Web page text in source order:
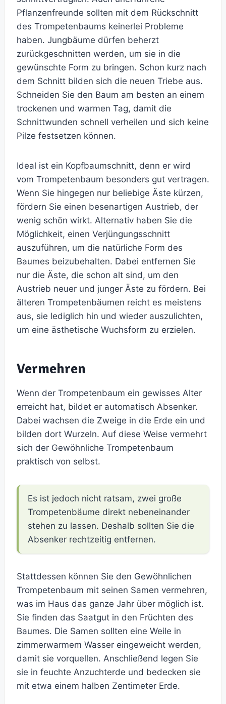
Pflanzenfreunde sollten mit dem Rückschnitt
des Trompetenbaums keinerlei Probleme
haben. Jungbäume dürfen beherzt
zurückgeschnitten werden, um sie in die
gewünschte Form zu bringen. Schon kurz nach
dem Schnitt bilden sich die neuen Triebe aus.
Schneiden Sie den Baum am besten an einem
trockenen und warmen Tag, damit die
Schnittwunden schnell verheilen und sich keine
Pilze festsetzen können.
Ideal ist ein Kopfbaumschnitt, denn er wird
vom Trompetenbaum besonders gut vertragen.
Wenn Sie hingegen nur beliebige Äste kürzen,
fördern Sie einen besenartigen Austrieb, der
wenig schön wirkt. Alternativ haben Sie die
Möglichkeit, einen Verjüngungsschnitt
auszuführen, um die natürliche Form des
Baumes beizubehalten. Dabei entfernen Sie
nur die Äste, die schon alt sind, um den
Austrieb neuer und junger Äste zu fördern. Bei
älteren Trompetenbäumen reicht es meistens
aus, sie lediglich hin und wieder auszulichten,
um eine ästhetische Wuchsform zu erzielen.
Vermehren
Wenn der Trompetenbaum ein gewisses Alter
erreicht hat, bildet er automatisch Absenker.
Dabei wachsen die Zweige in die Erde ein und
bilden dort Wurzeln. Auf diese Weise vermehrt
sich der Gewöhnliche Trompetenbaum
praktisch von selbst.
Es ist jedoch nicht ratsam, zwei große
Trompetenbäume direkt nebeneinander
stehen zu lassen. Deshalb sollten Sie die
Absenker rechtzeitig entfernen.
Stattdessen können Sie den Gewöhnlichen
Trompetenbaum mit seinen Samen vermehren,
was im Haus das ganze Jahr über möglich ist.
Sie finden das Saatgut in den Früchten des
Baumes. Die Samen sollten eine Weile in
zimmerwarmem Wasser eingeweicht werden,
damit sie vorquellen. Anschließend legen Sie
sie in feuchte Anzuchterde und bedecken sie
mit etwa einem halben Zentimeter Erde.